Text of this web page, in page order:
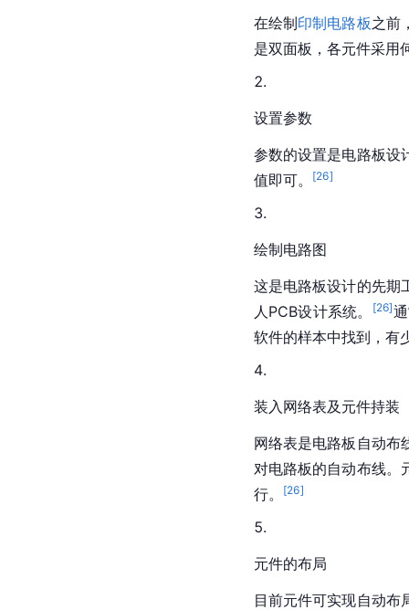
在绘制印制电路板之前
是双面板 ，各元件采
设置参数
参数的设置是电路板设
值即可。
[26]
绘制电路图
这是电路板设计的先期
人PCB设计系统。
[26]
软件的样本中找到，有
装入网络表及元件持装
网络表是电路板自动布
对电路板的自动布线。
行。
[26]
元件的布局
目前元件可实现自动布